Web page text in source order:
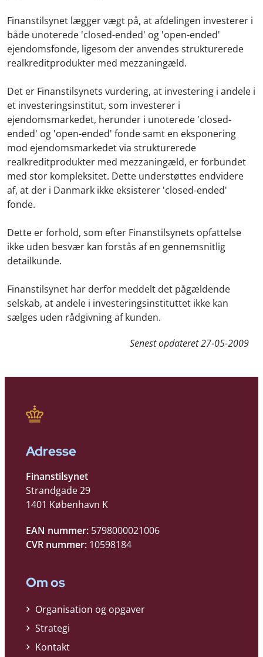
Finanstilsynet lægger vægt på, at afdelingen investerer i
både unoterede 'closed-ended' og 'open-ended'
ejendomsfonde, ligesom der anvendes strukturerede
realkreditprodukter med mezzaningæld.
Det er Finanstilsynets vurdering, at investering i andele i
et investeringsinstitut, som investerer i
ejendomsmarkedet, herunder i unoterede 'closed-
ended' og 'open-ended' fonde samt en eksponering
mod ejendomsmarkedet via strukturerede
realkreditprodukter med mezzaningæld, er forbundet
med stor kompleksitet. Dette understøttes endvidere
af, at der i Danmark ikke eksisterer 'closed-ended'
fonde.
Dette er forhold, som efter Finanstilsynets opfattelse
ikke uden besvær kan forstås af en gennemsnitlig
detailkunde.
Finanstilsynet har derfor meddelt det pågældende
selskab, at andele i investeringsinstituttet ikke kan
sælges uden rådgivning af kunden.
Senest opdateret27-05-2009
Adresse
Finanstilsynet
Strandgade 29
1401 København K
EAN nummer: 5798000021006
CVR nummer: 10598184
Om os
Organisation og opgaver
Strategi
Kontakt